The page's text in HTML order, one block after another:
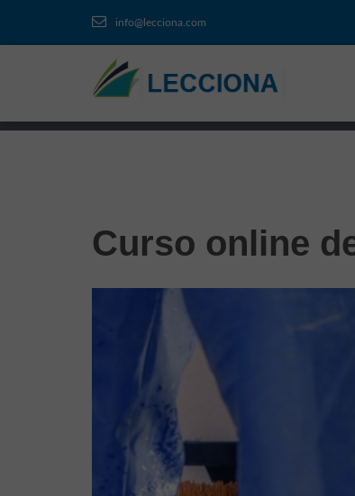
info@lecciona.com
Curso online